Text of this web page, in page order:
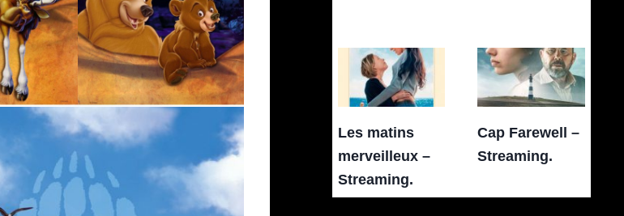
Les matins
merveilleux –
Streaming.
Cap Farewell –
Streaming.